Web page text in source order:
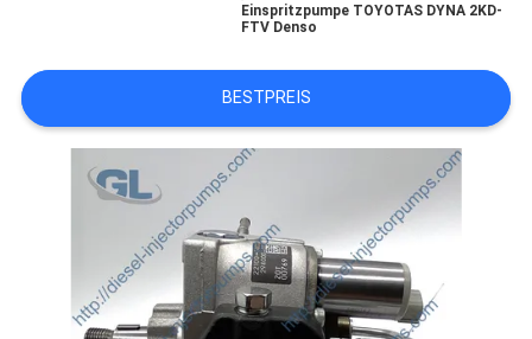
Einspritzpumpe TOYOTAS DYNA 2KD-
FTV Denso
BESTPREIS